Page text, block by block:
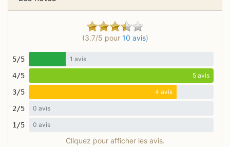
(3.7/5 pour 10 avis)
5/5 1 avis
4/5 5 avis
3/5 4 avis
2/5 0 avis
1/5 0 avis
Cliquez pour afficher les avis.